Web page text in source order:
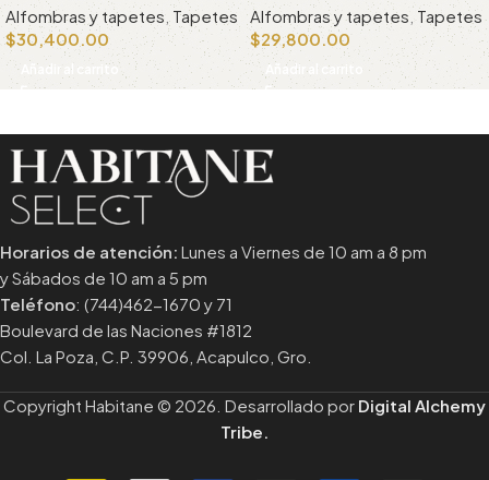
Alfombras y tapetes ,Tapetes
$30,400.00
Añadir al carrito
Alfombras y tapetes Tapetes
$29,800.00
Añadir al carrito
Horarios de atención: Lunes a Viernes de 10 am a 8 pm
y Sábados de 10 am a 5 pm
Teléfono: (744)462-1670 y 71
Boulevard de las Naciones #1812
Col. La Poza, C.P. 39906, Acapulco, Gro.
Copyright Habitane © 2026. Desarrollado por Digital Alchemy
Tribe.